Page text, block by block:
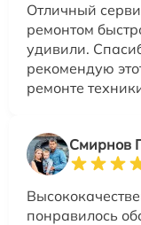
Отличный
ремонтом
удивили.
рекомендую
ремонте
Смирнов
понравилось